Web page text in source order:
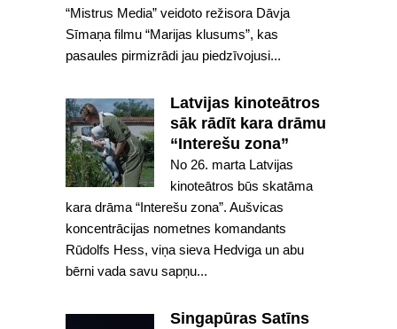
“Mistrus Media” veidoto režisora Dāvja
Sīmaņa filmu “Marijas klusums”, kas
pasaules pirmizrādi jau piedzīvojusi...
Latvijas kinoteātros
sāk rādīt kara drāmu
“Interešu zona”
No 26. marta Latvijas
kinoteātros būs skatāma
kara drāma “Interešu zona”. Aušvicas
koncentrācijas nometnes komandants
Rūdolfs Hess, viņa sieva Hedviga un abu
bērni vada savu sapņu...
Singapūras Satīns